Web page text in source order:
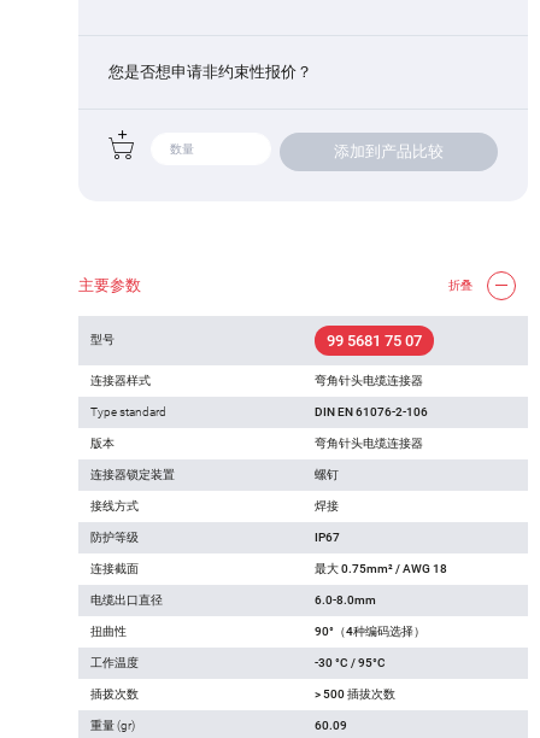
您是否想申请非约束性报价？
添加到产品比较
主要参数 折叠
型号 99 5681 75 07
连接器样式 弯角针头电缆连接器
Type standard DIN EN 61076-2-106
版本 弯角针头电缆连接器
连接器锁定装置 螺钉
接线方式 焊接
防护等级 IP67
连接截面 最大 0.75mm² / AWG 18
电缆出口直径 6.0-8.0mm
扭曲性 90°（4种编码选择）
工作温度 -30 °C / 95°C
插拨次数 > 500 插拔次数
重量 (gr) 60.09